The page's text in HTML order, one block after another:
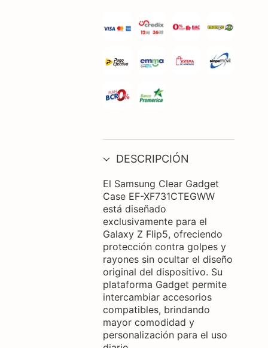
DESCRIPCIÓN
El Samsung Clear Gadget
Case EF-XF731CTEGWW
está diseñado
exclusivamente para el
Galaxy Z Flip5, ofreciendo
protección contra golpes y
rayones sin ocultar el diseño
original del dispositivo. Su
plataforma Gadget permite
intercambiar accesorios
compatibles, brindando
mayor comodidad y
personalización para el uso